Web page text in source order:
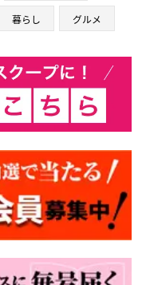
暮らし グルメ